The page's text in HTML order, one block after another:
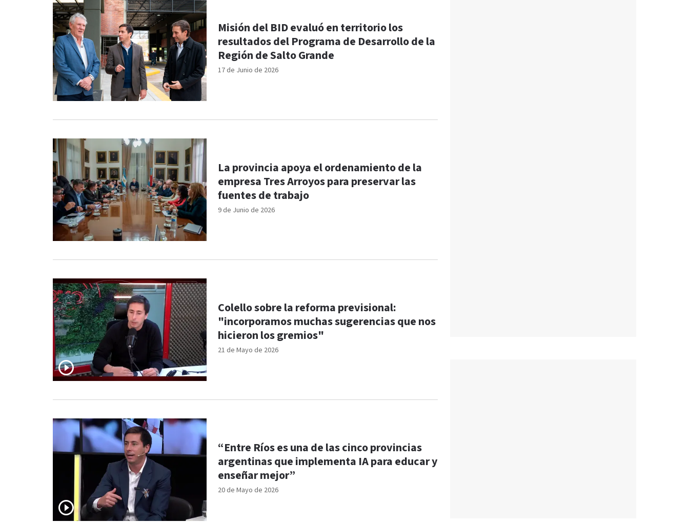
17 de Junio de 2026
Misión del BID evaluó en territorio los
resultados del Programa de Desarrollo de la
Región de Salto Grande
9 de Junio de 2026
La provincia apoya el ordenamiento de la
empresa Tres Arroyos para preservar las
fuentes de trabajo
21 de Mayo de 2026
Colello sobre la reforma previsional:
"incorporamos muchas sugerencias que nos
hicieron los gremios"
20 de Mayo de 2026
“Entre Ríos es una de las cinco provincias
argentinas que implementa IA para educar y
enseñar mejor”